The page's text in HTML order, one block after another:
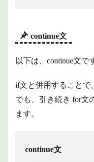
continue文
以下は、continue文で
if文と併用することで
でも、引き続き for文
ます。
continue文